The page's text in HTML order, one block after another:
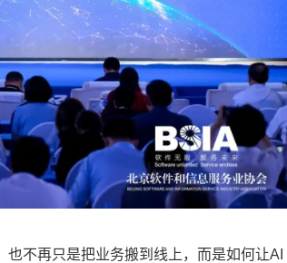
不再只是把业务搬到线上，而是如何让AI